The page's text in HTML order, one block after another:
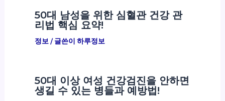
50대 남성을 위한 심혈관 건강 관
리법 핵심 요약!
정보/ 글쓴이 하루정보
50대 이상 여성 건강검진을 안하면
생길 수 있는 병들과 예방법!